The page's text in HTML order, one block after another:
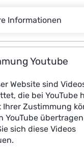
Germany
innovation policy.
in July 2025,
to which
It addresses
should Germany
Informationen
Youtube
Website sind
die bei YouTube
Ihrer Zustimmung
YouTube
sich diese Videos